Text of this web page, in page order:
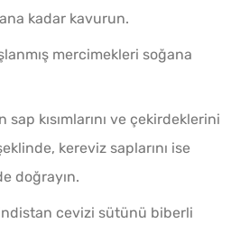
kadar kavurun.
mercimekleri soğana
sap kısımlarını ve çekirdeklerini
kereviz saplarını ise
doğrayın.
cevizi sütünü biberli